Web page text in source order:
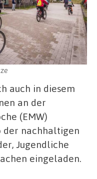
auch in diesem
an der
(EMW)
nachhaltigen
Jugendliche
eingeladen.